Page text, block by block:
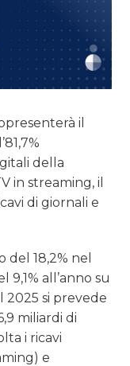
il
della
in streaming, il
di giornali e
18,2% nel
all’anno su
2025 si prevede
miliardi di
i ricavi
e